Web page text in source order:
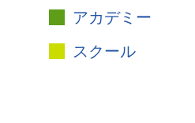
アカデミー
スクール